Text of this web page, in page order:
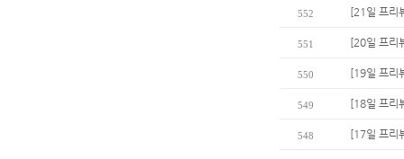
552 [21일 프리
551 [20일 프리
550 [19일 프리
549 [18일 프리
548 [17일 프리